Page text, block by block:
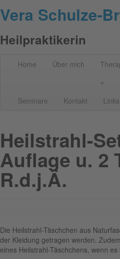
Vera Schulze-
Heilpraktikerin
Home Über mich
+
Seminare
Kontakt Links
Heilstrahl-
Auflage u. 2
R.d.j.Ä.
Die Heilstrahl-Täschchen aus
der Kleidung getragen werden.
eines Heilstrahl-Täschchens, wenn